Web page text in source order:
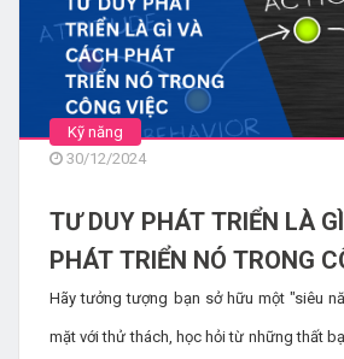
việc đánh giá và cách thực hiện quy trình
Kỹ năng
30/12/2024
TƯ DUY PHÁT TRIỂN LÀ
PHÁT TRIỂN NÓ TRONG
Hãy tưởng tượng bạn sở hữu một "siêu
mặt với thử thách, học hỏi từ những thất